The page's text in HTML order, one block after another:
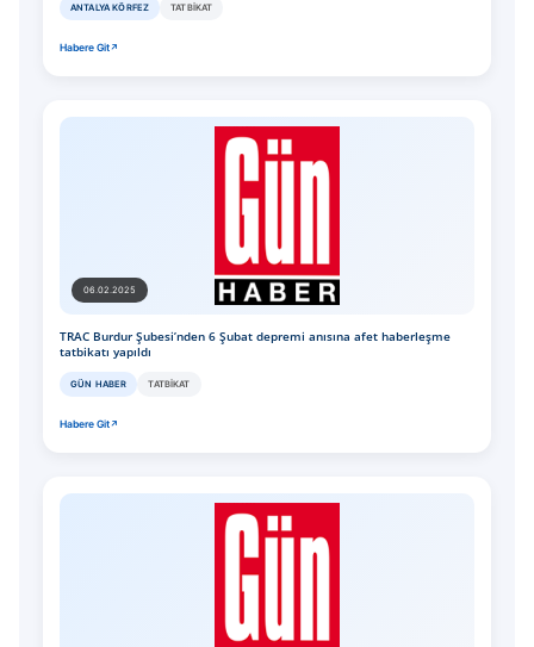
ANTALYA KÖRFEZ TATBIKAT
Habere Git
06.02.2025
TRAC Burdur Şubesi’nden 6 Şubat depremi anısına afet haberleşme
tatbikatı yapıldı
GÜN HABER TATBIKAT
Habere Git